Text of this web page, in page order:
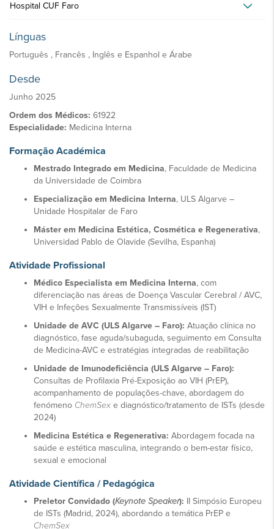
Hospital CUF Faro
Línguas
Português , Francês , Inglês e Espanhol e Árabe
Desde
Junho 2025
Ordem dos Médicos: 61922
Especialidade: Medicina Interna
Formação Académica
Mestrado Integrado em Medicina, Faculdade de Medicina
da Universidade de Coimbra
Especialização em Medicina Interna, ULS Algarve –
Unidade Hospitalar de Faro
Máster em Medicina Estética, Cosmética e Regenerativa,
Universidad Pablo de Olavide (Sevilha, Espanha)
Atividade Profissional
Médico Especialista em Medicina Interna, com
diferenciação nas áreas de Doença Vascular Cerebral / AVC,
VIH e Infeções Sexualmente Transmissíveis (IST)
Unidade de AVC (ULS Algarve – Faro): Atuação clínica no
diagnóstico, fase aguda/subaguda, seguimento em Consulta
de Medicina-AVC e estratégias integradas de reabilitação
Unidade de Imunodeficiência (ULS Algarve – Faro):
Consultas de Profilaxia Pré-Exposição ao VIH (PrEP),
acompanhamento de populações-chave, abordagem do
fenómeno ChemSex e diagnóstico/tratamento de ISTs (desde
2024)
Medicina Estética e Regenerativa: Abordagem focada na
saúde e estética masculina, integrando o bem-estar físico,
sexual e emocional
Atividade Científica / Pedagógica
Preletor Convidado (Keynote Speaker): II Simpósio Europeu
de ISTs (Madrid, 2024), abordando a temática PrEP e
ChemSex